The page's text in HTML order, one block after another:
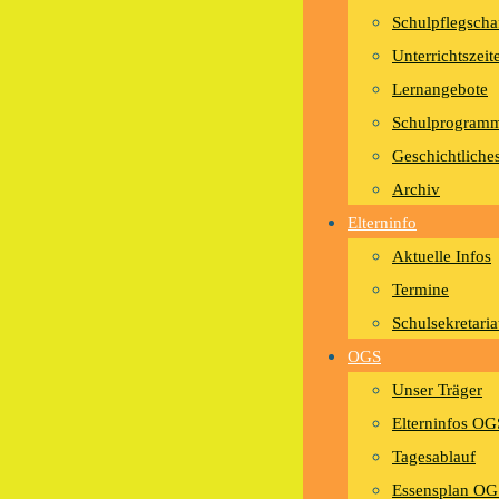
Lernangebote
Archiv
Elterninfo
Aktuelle Infos
Termine
OGS
Unser Träger
Elterninfos
Tagesablauf
Essensplan